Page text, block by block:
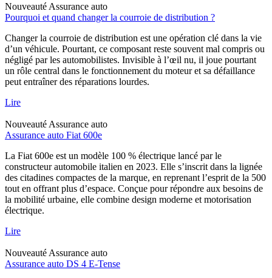
Nouveauté Assurance auto
Pourquoi et quand changer la courroie de distribution ?
Changer la courroie de distribution est une opération clé dans la vie
d’un véhicule. Pourtant, ce composant reste souvent mal compris ou
négligé par les automobilistes. Invisible à l’œil nu, il joue pourtant
un rôle central dans le fonctionnement du moteur et sa défaillance
peut entraîner des réparations lourdes.
Lire
Nouveauté Assurance auto
Assurance auto Fiat 600e
La Fiat 600e est un modèle 100 % électrique lancé par le
constructeur automobile italien en 2023. Elle s’inscrit dans la lignée
des citadines compactes de la marque, en reprenant l’esprit de la 500
tout en offrant plus d’espace. Conçue pour répondre aux besoins de
la mobilité urbaine, elle combine design moderne et motorisation
électrique.
Lire
Nouveauté Assurance auto
Assurance auto DS 4 E-Tense